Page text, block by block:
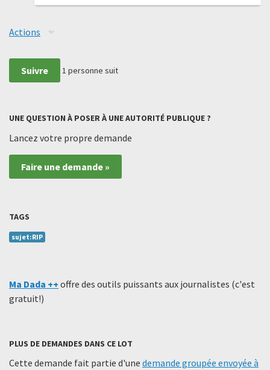
Actions
Suivre 1 personne suit
UNE QUESTION À POSER À UNE AUTORITÉ PUBLIQUE ?
Lancez votre propre demande
Faire une demande »
TAGS
sujet:RIP
Ma Dada ++ offre des outils puissants aux journalistes (c'est
gratuit!)
PLUS DE DEMANDES DANS CE LOT
Cette demande fait partie d'une demande groupée envoyée à